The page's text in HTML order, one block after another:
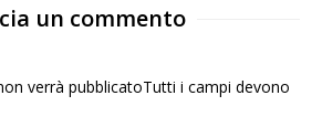
un commento
verrà pubblicatoTutti i campi devono